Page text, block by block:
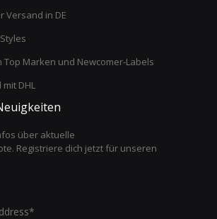
Versand in DE
Top Marken und Newcomer-Labels
DHL
über aktuelle
Registriere dich jetzt für unseren